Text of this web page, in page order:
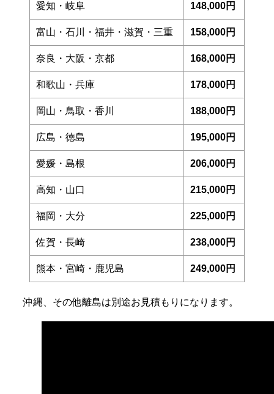
愛知・岐阜 148,000円
富山・石川・福井・滋賀・三重 158,000円
奈良・大阪・京都 168,000円
和歌山・兵庫 178,000円
岡山・鳥取・香川 188,000円
広島・徳島 195,000円
愛媛・島根 206,000円
高知・山口 215,000円
福岡・大分 225,000円
佐賀・長崎 238,000円
熊本・宮崎・鹿児島 249,000円
沖縄、その他離島は別途お見積もりになります。